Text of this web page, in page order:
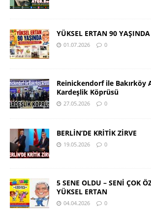
YÜKSEL ERTAN 90 YAŞINDA
01.07.2026 0
Reinickendorf ile Bakırköy
Kardeşlik Köprüsü
27.05.2026 0
BERLİN’DE KRİTİK ZİRVE
19.05.2026 0
5 SENE OLDU – SENİ ÇOK
YÜKSEL ERTAN
04.04.2026 0